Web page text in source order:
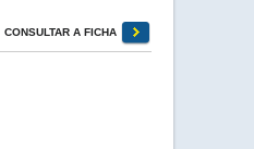
CONSULTAR A FICHA